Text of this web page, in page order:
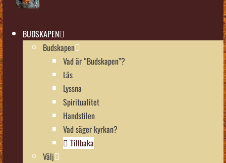
BUDSKAPEN
Budskapen
Vad är “Budskapen”?
Läs
Lyssna
Spiritualitet
Handstilen
Vad säger kyrkan?
Tillbaka
Välj